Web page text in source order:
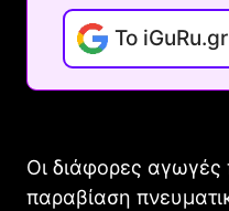
Το
Οι διάφορες αγωγές
παραβίαση